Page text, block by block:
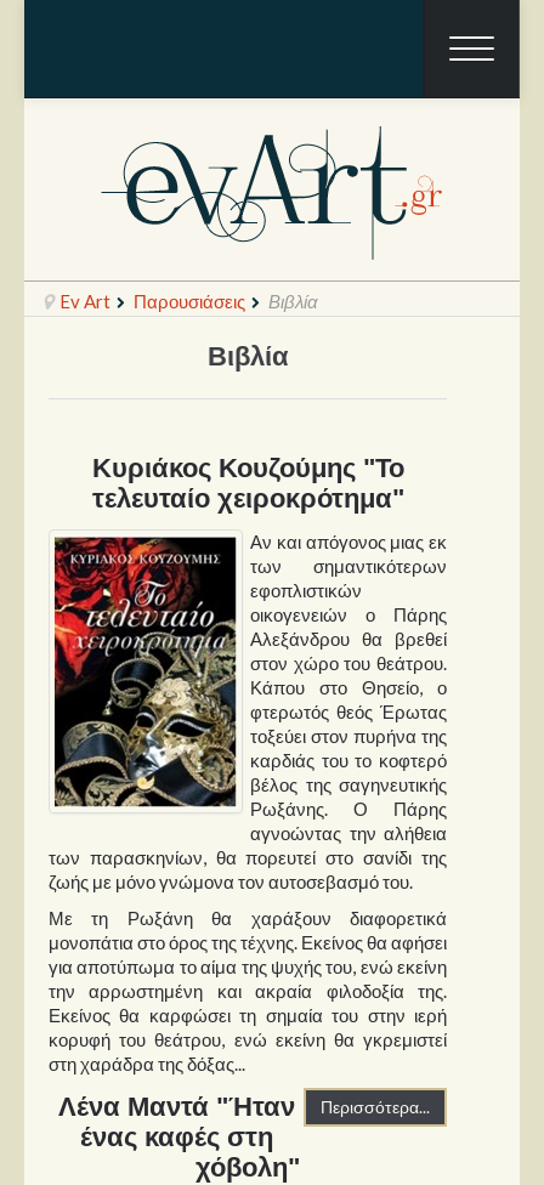
Ραπόρτο
Θέατρο
Συνεντεύξεις
Παρουσιάσεις
Δίσκοι
Σειρές
Ταινίες
Βιβλία
Video News
Καλλιτέχνες
Μουσικοί
Διάφοροι
Εκτός Συνόρων
Νέα
Στήλες
Polls
Ev Art Παρουσιάσεις Βιβλία
Βιβλία
Κυριάκος Κουζούμης "Το
τελευταίο χειροκρότημα"
Αν και απόγονος μιας εκ
των σημαντικότερων
εφοπλιστικών
οικογενειών ο Πάρης
Αλεξάνδρου θα βρεθεί
στον χώρο του θεάτρου.
Κάπου στο Θησείο, ο
φτερωτός θεός Έρωτας
τοξεύει στον πυρήνα της
καρδιάς του το κοφτερό
βέλος της σαγηνευτικής
Ρωξάνης. Ο Πάρης
αγνοώντας την αλήθεια
των παρασκηνίων, θα πορευτεί στο σανίδι της
ζωής με μόνο γνώμονα τον αυτοσεβασμό του.
Με τη Ρωξάνη θα χαράξουν διαφορετικά
μονοπάτια στο όρος της τέχνης. Εκείνος θα αφήσει
για αποτύπωμα το αίμα της ψυχής του, ενώ εκείνη
την αρρωστημένη και ακραία φιλοδοξία της.
Εκείνος θα καρφώσει τη σημαία του στην ιερή
κορυφή του θεάτρου, ενώ εκείνη θα γκρεμιστεί
στη χαράδρα της δόξας...
Περισσότερα...
Λένα Μαντά "Ήταν
ένας καφές στη
χόβολη"